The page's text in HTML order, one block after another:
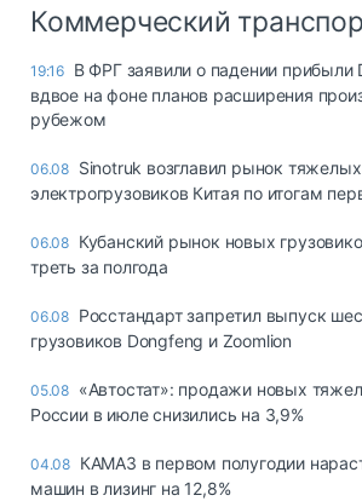
Коммерческий
19:16 В ФРГ заявили о падении прибыли
вдвое на фоне планов расширения
рубежом
06.08 Sinotruk возглавил рынок тяжелых
электрогрузовиков Китая по итогам
06.08 Кубанский рынок новых
треть за полгода
06.08 Росстандарт запретил выпуск
грузовиков Dongfeng и Zoomlion
05.08 «Автостат»: продажи новых
России в июле снизились на 3,9%
04.08 КАМАЗ в первом полугодии
машин в лизинг на 12,8%